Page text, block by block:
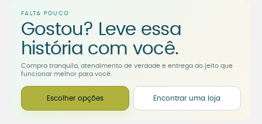
FALTA POUCO
Gostou? Leve essa
história com você.
Compra tranquila, atendimento de verdade e entrega do jeito que
funcionar melhor para você.
Escolher opções Encontrar uma loja